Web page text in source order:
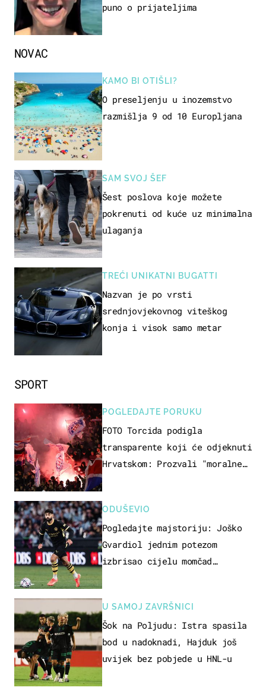
puno o prijateljima
SPORT
POGLEDAJTE PORUKU
FOTO Torcida podigla
transparente koji će odjeknuti
Hrvatskom: Prozvali "moralne
ODUŠEVIO
Pogledajte majstoriju: Joško
Gvardiol jednim potezom
izbrisao cijelu momčad
U SAMOJ ZAVRŠNICI
Šok na Poljudu: Istra spasila
bod u nadoknadi, Hajduk još
uvijek bez pobjede u HNL-u
NOVAC
KAMO BI OTIŠLI?
O preseljenju u inozemstvo
razmišlja 9 od 10 Europljana
SAM SVOJ ŠEF
Šest poslova koje možete
pokrenuti od kuće uz minimalna
ulaganja
TREĆI UNIKATNI BUGATTI
Nazvan je po vrsti
srednjovjekovnog viteškog
konja i visok samo metar